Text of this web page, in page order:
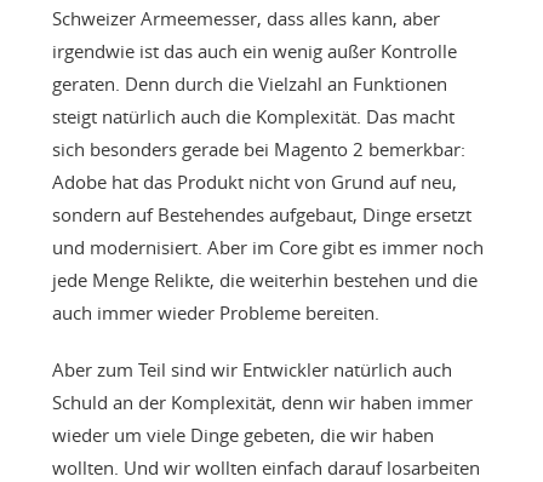
Schweizer Armeemesser, dass alles kann, aber
irgendwie ist das auch ein wenig außer Kontrolle
geraten. Denn durch die Vielzahl an Funktionen
steigt natürlich auch die Komplexität. Das macht
sich besonders gerade bei Magento 2 bemerkbar:
Adobe hat das Produkt nicht von Grund auf neu,
sondern auf Bestehendes aufgebaut, Dinge ersetzt
und modernisiert. Aber im Core gibt es immer noch
jede Menge Relikte, die weiterhin bestehen und die
auch immer wieder Probleme bereiten.
Aber zum Teil sind wir Entwickler natürlich auch
Schuld an der Komplexität, denn wir haben immer
wieder um viele Dinge gebeten, die wir haben
wollten. Und wir wollten einfach darauf losarbeiten